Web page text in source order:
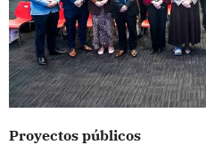
Proyectos públicos